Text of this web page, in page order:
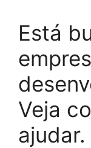
Está
Veja
ajudar.